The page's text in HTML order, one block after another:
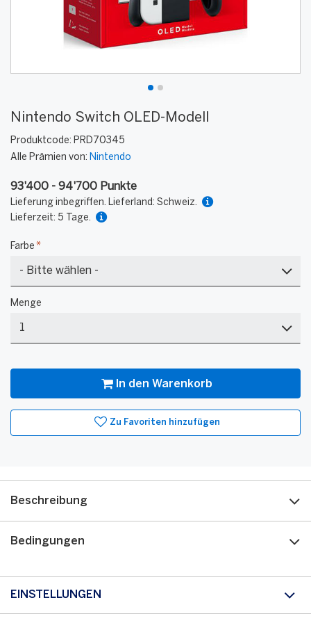
Nintendo Switch OLED-Modell
Produktcode: PRD70345
Alle Prämien von: Nintendo
93'400 - 94'700 Punkte
Lieferung inbegriffen. Lieferland: Schweiz.
Lieferzeit: 5 Tage.
Farbe *
Menge
In den Warenkorb
Zu Favoriten hinzufügen
Beschreibung
Bedingungen
EINSTELLUNGEN